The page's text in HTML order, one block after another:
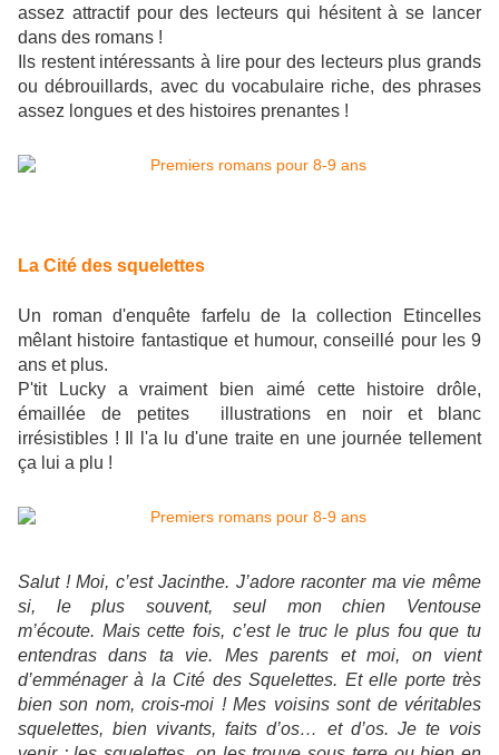
assez attractif pour des lecteurs qui hésitent à se lancer
dans des romans !
Ils restent intéressants à lire pour des lecteurs plus grands
ou débrouillards, avec du vocabulaire riche, des phrases
assez longues et des histoires prenantes !
La Cité des squelettes
Un roman d'enquête farfelu de la collection Etincelles
mêlant histoire fantastique et humour, conseillé pour les 9
ans et plus.
P'tit Lucky a vraiment bien aimé cette histoire drôle,
émaillée de petites illustrations en noir et blanc
irrésistibles ! Il l'a lu d'une traite en une journée tellement
ça lui a plu !
Salut ! Moi, c’est Jacinthe. J’adore raconter ma vie même
si, le plus souvent, seul mon chien Ventouse
m’écoute. Mais cette fois, c’est le truc le plus fou que tu
entendras dans ta vie. Mes parents et moi, on vient
d’emménager à la Cité des Squelettes. Et elle porte très
bien son nom, crois-moi ! Mes voisins sont de véritables
squelettes, bien vivants, faits d’os… et d’os. Je te vois